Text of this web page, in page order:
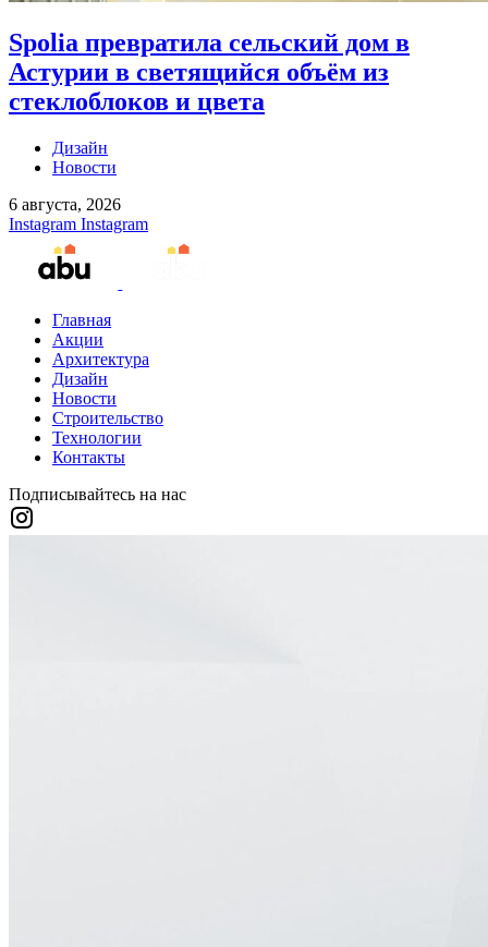
Spolia превратила сельский дом в
Астурии в светящийся объём из
стеклоблоков и цвета
Дизайн
Новости
6 августа, 2026
Instagram Instagram
Главная
Акции
Архитектура
Дизайн
Новости
Строительство
Технологии
Контакты
Подписывайтесь на нас